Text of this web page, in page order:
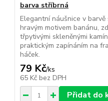
barva stříbrná
Elegantní náušnice v barvě
hravým motivem banánu,
třpytivými skleněnými
praktickým zapínáním na
háček.
79 Kč/ks
65 Kč bez DPH
Přidat do